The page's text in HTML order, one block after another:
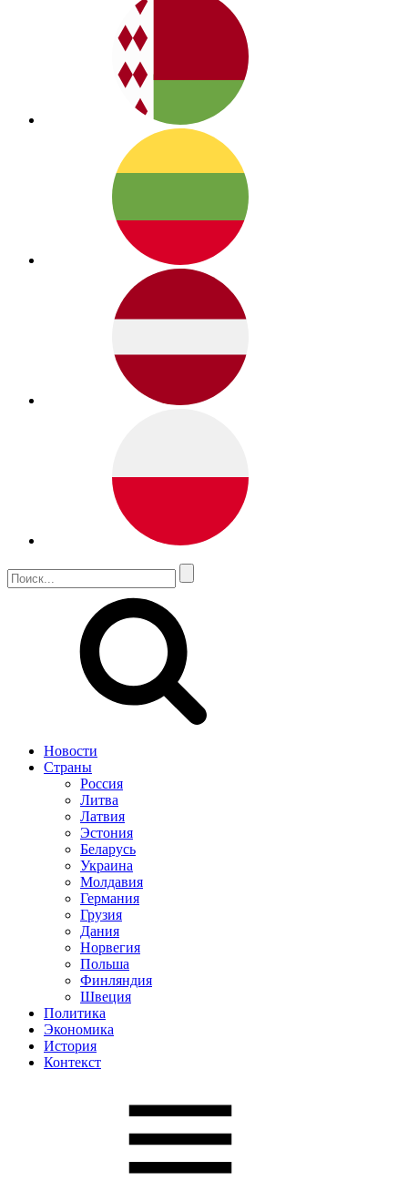
Новости
Страны
Россия
Литва
Латвия
Эстония
Беларусь
Украина
Молдавия
Германия
Грузия
Дания
Норвегия
Польша
Финляндия
Швеция
Политика
Экономика
История
Контекст